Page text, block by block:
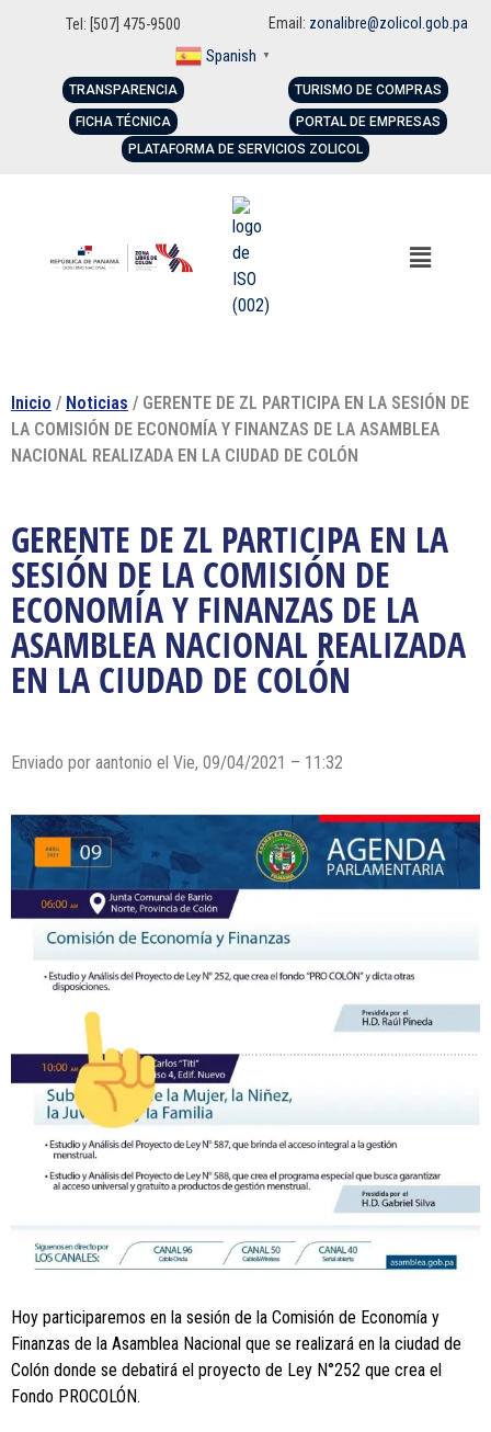
Tel: [507] 475-9500 Email: zonalibre@zolicol.gob.pa
Spanish ▼
TRANSPARENCIA
FICHA TÉCNICA
TURISMO DE COMPRAS
PORTAL DE EMPRESAS
PLATAFORMA DE SERVICIOS ZOLICOL
Inicio / Noticias / GERENTE DE ZL PARTICIPA EN LA SESIÓN DE
LA COMISIÓN DE ECONOMÍA Y FINANZAS DE LA ASAMBLEA
NACIONAL REALIZADA EN LA CIUDAD DE COLÓN
GERENTE DE ZL PARTICIPA EN LA
SESIÓN DE LA COMISIÓN DE
ECONOMÍA Y FINANZAS DE LA
ASAMBLEA NACIONAL REALIZADA
EN LA CIUDAD DE COLÓN
Enviado por aantonio el Vie, 09/04/2021 – 11:32
Hoy participaremos en la sesión de la Comisión de Economía y
Finanzas de la Asamblea Nacional que se realizará en la ciudad de
Colón donde se debatirá el proyecto de Ley N°252 que crea el
Fondo PROCOLÓN.